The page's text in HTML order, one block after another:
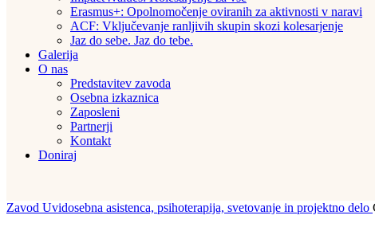
Erasmus+: Opolnomočenje oviranih za aktivnosti v naravi
ACF: Vključevanje ranljivih skupin skozi kolesarjenje
Jaz do sebe. Jaz do tebe.
Galerija
O nas
Predstavitev zavoda
Osebna izkaznica
Zaposleni
Partnerji
Kontakt
Doniraj
Zavod Uvidosebna asistenca, psihoterapija, svetovanje in projektno delo